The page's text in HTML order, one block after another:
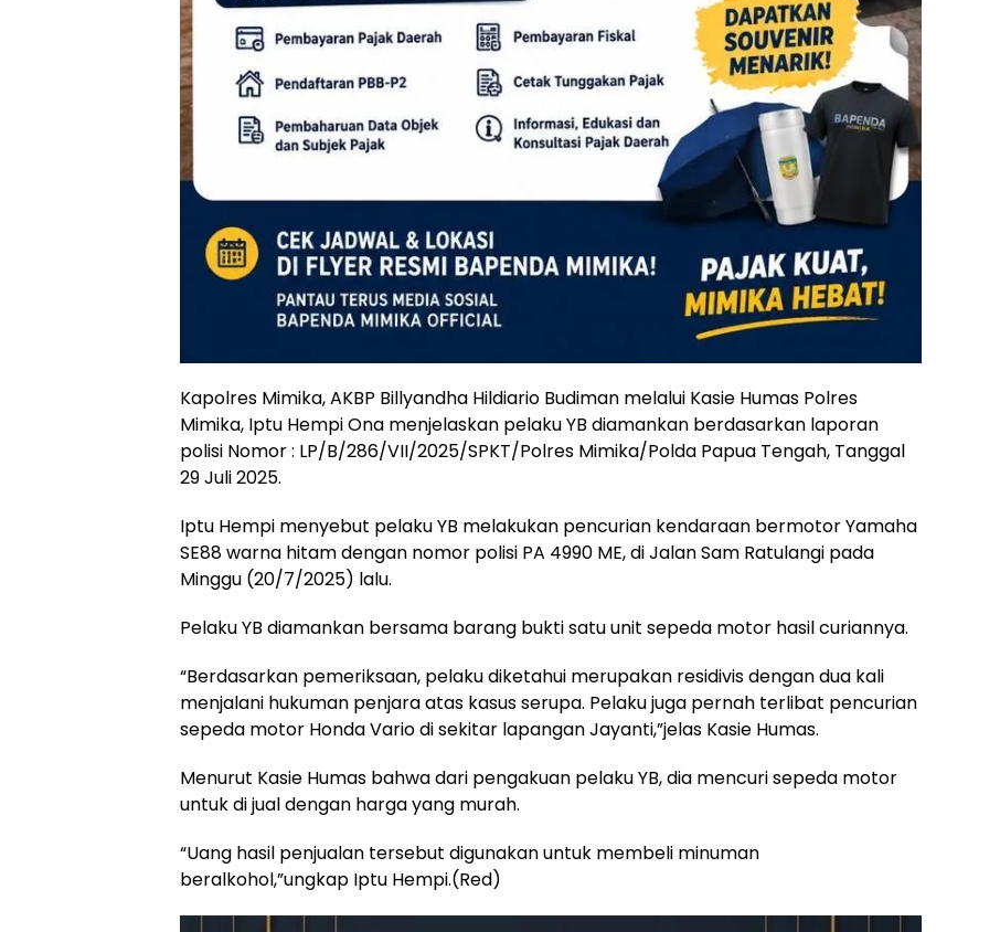
Kapolres Mimika, AKBP Billyandha Hildiario Budiman melalui Kasie Humas Polres
Mimika, Iptu Hempi Ona menjelaskan pelaku YB diamankan berdasarkan laporan
polisi Nomor : LP/B/286/VII/2025/SPKT/Polres Mimika/Polda Papua Tengah, Tanggal
29 Juli 2025.
Iptu Hempi menyebut pelaku YB melakukan pencurian kendaraan bermotor Yamaha
SE88 warna hitam dengan nomor polisi PA 4990 ME, di Jalan Sam Ratulangi pada
Minggu (20/7/2025) lalu.
Pelaku YB diamankan bersama barang bukti satu unit sepeda motor hasil curiannya.
“Berdasarkan pemeriksaan, pelaku diketahui merupakan residivis dengan dua kali
menjalani hukuman penjara atas kasus serupa. Pelaku juga pernah terlibat pencurian
sepeda motor Honda Vario di sekitar lapangan Jayanti,”jelas Kasie Humas.
Menurut Kasie Humas bahwa dari pengakuan pelaku YB, dia mencuri sepeda motor
untuk di jual dengan harga yang murah.
“Uang hasil penjualan tersebut digunakan untuk membeli minuman
beralkohol,”ungkap Iptu Hempi.(Red)